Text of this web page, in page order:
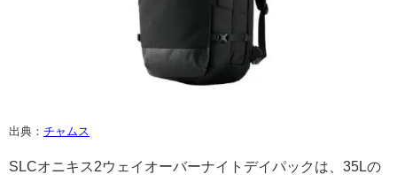
出典： チャムス
SLCオニキス2ウェイオーバーナイトデイパックは、35Lの